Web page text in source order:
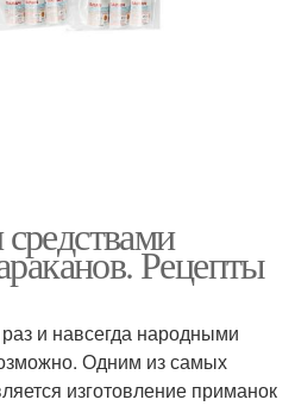
Рецепты
и навсегда народными
Одним из самых
изготовление приманок